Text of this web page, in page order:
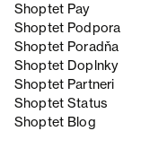
Shoptet Pay
Shoptet Podpora
Shoptet Poradňa
Shoptet Doplnky
Shoptet Partneri
Shoptet Status
Shoptet Blog